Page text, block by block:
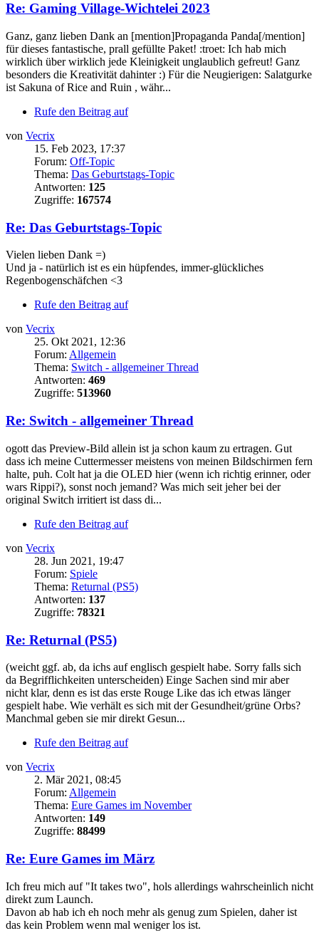
Re: Gaming Village-Wichtelei 2023
Ganz, ganz lieben Dank an [mention]Propaganda Panda[/mention]
für dieses fantastische, prall gefüllte Paket! :troet: Ich hab mich
wirklich über wirklich jede Kleinigkeit unglaublich gefreut! Ganz
besonders die Kreativität dahinter :) Für die Neugierigen: Salatgurke
ist Sakuna of Rice and Ruin , währ...
Rufe den Beitrag auf
von Vecrix
15. Feb 2023, 17:37
Forum: Off-Topic
Thema: Das Geburtstags-Topic
Antworten: 125
Zugriffe: 167574
Re: Das Geburtstags-Topic
Vielen lieben Dank =)
Und ja - natürlich ist es ein hüpfendes, immer-glückliches
Regenbogenschäfchen <3
Rufe den Beitrag auf
von Vecrix
25. Okt 2021, 12:36
Forum: Allgemein
Thema: Switch - allgemeiner Thread
Antworten: 469
Zugriffe: 513960
Re: Switch - allgemeiner Thread
ogott das Preview-Bild allein ist ja schon kaum zu ertragen. Gut
dass ich meine Cuttermesser meistens von meinen Bildschirmen fern
halte, puh. Colt hat ja die OLED hier (wenn ich richtig erinner, oder
wars Rippi?), sonst noch jemand? Was mich seit jeher bei der
original Switch irritiert ist dass di...
Rufe den Beitrag auf
von Vecrix
28. Jun 2021, 19:47
Forum: Spiele
Thema: Returnal (PS5)
Antworten: 137
Zugriffe: 78321
Re: Returnal (PS5)
(weicht ggf. ab, da ichs auf englisch gespielt habe. Sorry falls sich
da Begrifflichkeiten unterscheiden) Einge Sachen sind mir aber
nicht klar, denn es ist das erste Rouge Like das ich etwas länger
gespielt habe. Wie verhält es sich mit der Gesundheit/grüne Orbs?
Manchmal geben sie mir direkt Gesun...
Rufe den Beitrag auf
von Vecrix
2. Mär 2021, 08:45
Forum: Allgemein
Thema: Eure Games im November
Antworten: 149
Zugriffe: 88499
Re: Eure Games im März
Ich freu mich auf "It takes two", hols allerdings wahrscheinlich nicht
direkt zum Launch.
Davon ab hab ich eh noch mehr als genug zum Spielen, daher ist
das kein Problem wenn mal weniger los ist.